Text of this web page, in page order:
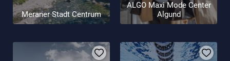
Meraner Stadt Centrum
ALGO Maxi Mode Center
Algund